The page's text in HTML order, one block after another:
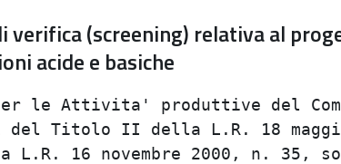
verifica (screening) relativa al
acide e basiche
le Attivita' produttive del
del Titolo II della L.R. 18
L.R. 16 novembre 2000, n. 35,